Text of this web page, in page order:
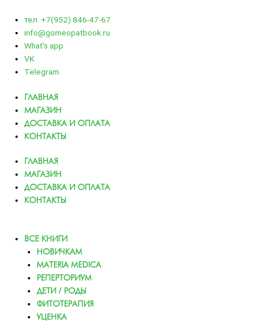
тел. +7(952) 846-47-67
info@gomeopatbook.ru
What's app
VK
Telegram
ГЛАВНАЯ
МАГАЗИН
ДОСТАВКА И ОПЛАТА
КОНТАКТЫ
ГЛАВНАЯ
МАГАЗИН
ДОСТАВКА И ОПЛАТА
КОНТАКТЫ
ВСЕ КНИГИ
НОВИЧКАМ
MATERIA MEDICA
РЕПЕРТОРИУМ
ДЕТИ / РОДЫ
ФИТОТЕРАПИЯ
УЦЕНКА